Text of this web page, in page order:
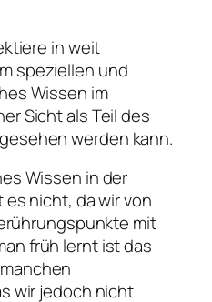
in weit
speziellen und
Wissen im
Sicht als Teil des
werden kann.
Wissen in der
nicht, da wir von
mit
früh lernt ist das
wir jedoch nicht